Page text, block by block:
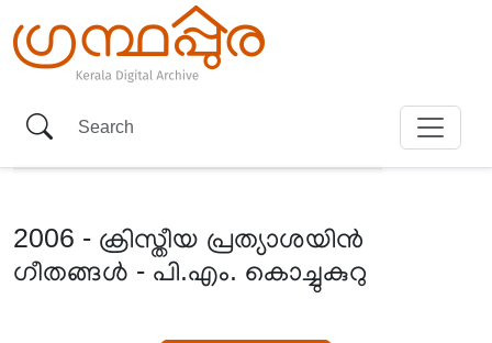
2006 - ക്രിസ്തീയ പ്രത്യാശയിൻ
ഗീതങ്ങൾ - പി.എം. കൊച്ചുകുറു